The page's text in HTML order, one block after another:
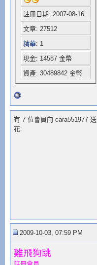
註冊日期: 2007-08-16
文章: 27512
精華: 1
現金: 14587 金幣
資產: 30489842 金幣
有 7 位會員向 cara551977 送
花:
2009-10-03, 07:59 PM
雞飛狗跳